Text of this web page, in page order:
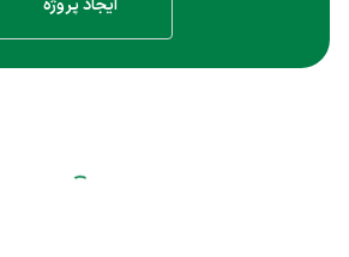
ایجاد پروژه